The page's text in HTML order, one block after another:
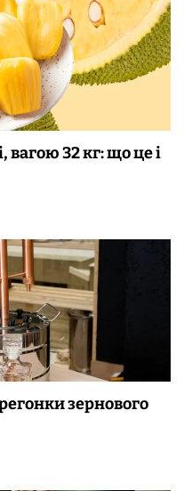
вагою 32 кг: що це і
зернового